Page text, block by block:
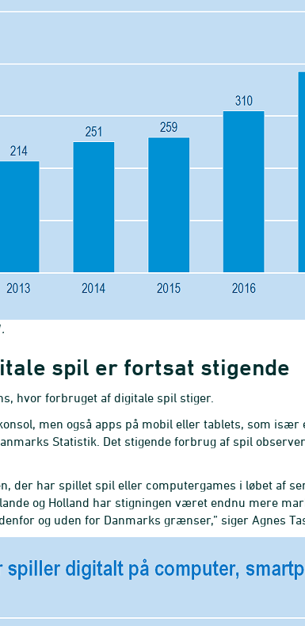
spil er fortsat stigende
hvor forbruget af digitale spil stiger.
men også apps på mobil eller tablets, som
Statistik. Det stigende forbrug af spil
der har spillet spil eller computergames i løbet af
og Holland har stigningen været endnu mere
og uden for Danmarks grænser,” siger Agnes